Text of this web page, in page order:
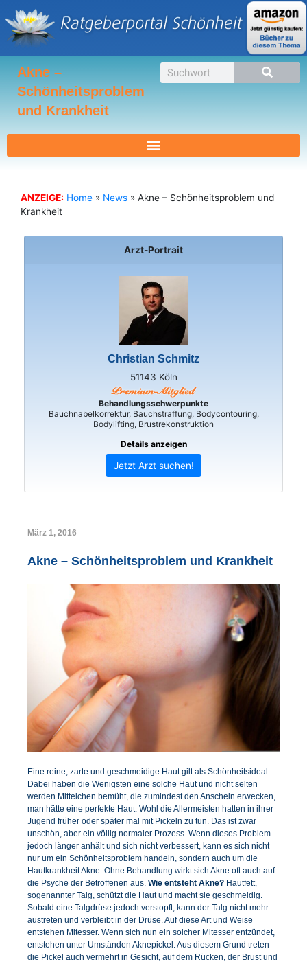
Inhalt
springen
Akne –
Schönheitsproblem
und Krankheit
Suche
ANZEIGE: Home » News » Akne – Schönheitsproblem und
Krankheit
Arzt-Portrait
Christian Schmitz
51143 Köln
Behandlungsschwerpunkte
Bauchnabelkorrektur, Bauchstraffung, Bodycontouring,
Bodylifting, Brustrekonstruktion
Details anzeigen
Jetzt Arzt suchen!
März 1, 2016
Akne – Schönheitsproblem und Krankheit
Eine reine, zarte und geschmeidige Haut gilt als Schönheitsideal.
Dabei haben die Wenigsten eine solche Haut und nicht selten
werden Mittelchen bemüht, die zumindest den Anschein erwecken,
man hätte eine perfekte Haut. Wohl die Allermeisten hatten in ihrer
Jugend früher oder später mal mit Pickeln zu tun. Das ist zwar
unschön, aber ein völlig normaler Prozess. Wenn dieses Problem
jedoch länger anhält und sich nicht verbessert, kann es sich nicht
nur um ein Schönheitsproblem handeln, sondern auch um die
Hautkrankheit Akne. Ohne Behandlung wirkt sich Akne oft auch auf
die Psyche der Betroffenen aus. Wie entsteht Akne? Hautfett,
sogenannter Talg, schützt die Haut und macht sie geschmeidig.
Sobald eine Talgdrüse jedoch verstopft, kann der Talg nicht mehr
austreten und verbleibt in der Drüse. Auf diese Art und Weise
entstehen Mitesser. Wenn sich nun ein solcher Mitesser entzündet,
entstehen unter Umständen Aknepickel. Aus diesem Grund treten
die Pickel auch vermehrt in Gesicht, auf dem Rücken, der Brust und